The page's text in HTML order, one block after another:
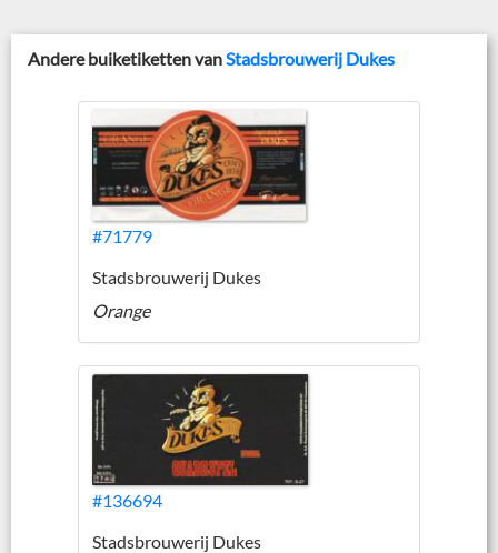
Andere buiketiketten vanStadsbrouwerij Dukes
#71779
Stadsbrouwerij Dukes
Orange
#136694
Stadsbrouwerij Dukes